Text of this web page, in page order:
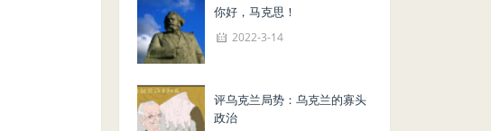
你好，马克思！
2022-3-14
评乌克兰局势：乌克兰的寡头
政治